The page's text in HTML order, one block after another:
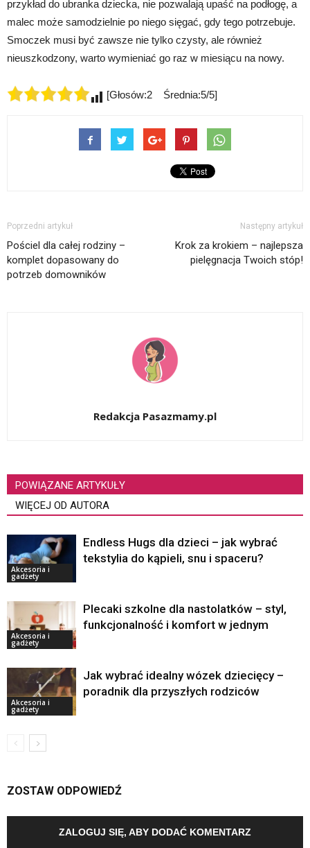
przykład do ubranka dziecka, nie pozwalają upaść na podłogę, a
malec może samodzielnie po niego sięgać, gdy tego potrzebuje.
Smoczek musi być zawsze nie tylko czysty, ale również
nieuszkodzony, warto wymieniać go raz w miesiącu na nowy.
[Głosów:2 Średnia:5/5]
Poprzedni artykuł
Pościel dla całej rodziny –
komplet dopasowany do
potrzeb domowników
Następny artykuł
Krok za krokiem – najlepsza
pielęgnacja Twoich stóp!
Redakcja Pasazmamy.pl
POWIĄZANE ARTYKUŁY
WIĘCEJ OD AUTORA
Akcesoria i
gadżety
Endless Hugs dla dzieci – jak wybrać
tekstylia do kąpieli, snu i spaceru?
Akcesoria i
gadżety
Plecaki szkolne dla nastolatków – styl,
funkcjonalność i komfort w jednym
Akcesoria i
gadżety
Jak wybrać idealny wózek dziecięcy –
poradnik dla przyszłych rodziców
ZOSTAW ODPOWIEDŹ
ZALOGUJ SIĘ, ABY DODAĆ KOMENTARZ